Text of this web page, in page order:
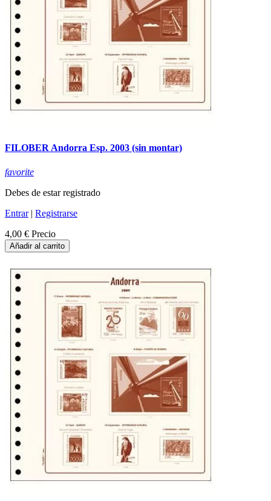
FILOBER Andorra Esp. 2003 (sin montar)
favorite
Debes de estar registrado
Entrar| Registrarse
4,00 € Precio
Añadir al carrito